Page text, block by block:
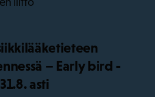
– Early bird -
asti